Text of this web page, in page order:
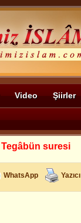
Video Şiirler
Tegâbün suresi
WhatsApp Yazıcı